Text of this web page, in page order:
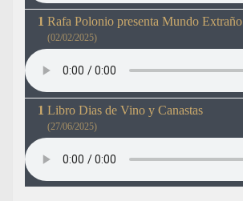
Rafa Polonio presenta Mundo Extraño
(02/02/2025)
Libro Dias de Vino y Canastas
(27/06/2025)